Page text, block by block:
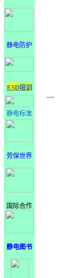
静电防护
ESD培训
静电标准
劳保世界
国际合作
静电图书